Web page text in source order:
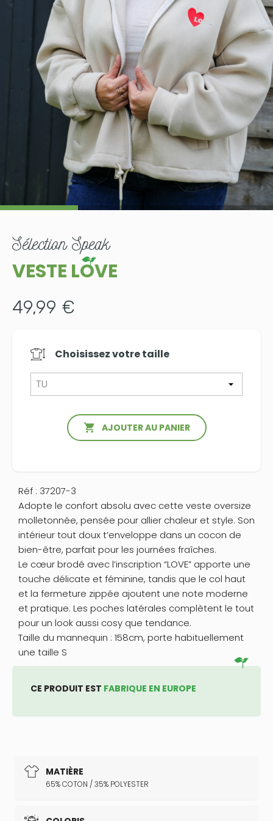
sélectionSpeak
VESTE LOVE
49,99 €
Choisissez votretaille
 AJOUTER AU PANIER
MATIÈRE
65% COTON / 35% POLYESTER
CE PRODUIT EST FABRIQUE EN EUROPE
Réf : 37207-3
Adopte le confort absolu avec cette veste oversize
molletonnée, pensée pour allier chaleur et style. Son
intérieur tout doux t’enveloppe dans un cocon de
bien-être, parfait pour les journées fraîches.
Le cœur brodé avec l’inscription “LOVE” apporte une
touche délicate et féminine, tandis que le col haut
et la fermeture zippée ajoutent une note moderne
et pratique. Les poches latérales complètent le tout
pour un look aussi cosy que tendance.
Taille du mannequin : 158cm, porte habituellement
une taille S